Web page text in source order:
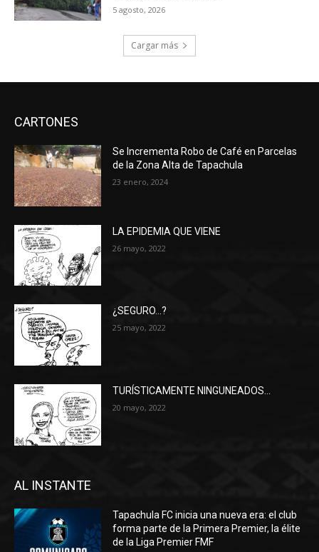
5 agosto, 2026
Cargar más
CARTONES
Se Incrementa Robo de Café en Parcelas
de la Zona Alta de Tapachula
23 enero, 2024
LA EPIDEMIA QUE VIENE
26 mayo, 2022
¿SEGURO…?
25 mayo, 2022
TURÍSTICAMENTE NINGUNEADOS…
20 mayo, 2022
AL INSTANTE
Tapachula FC inicia una nueva era: el club
forma parte de la Primera Premier, la élite
de la Liga Premier FMF